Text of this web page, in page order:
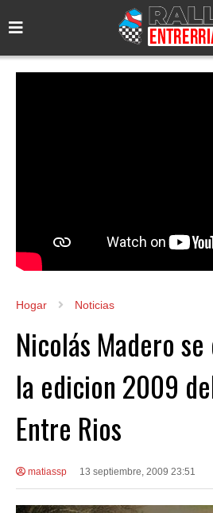
Hogar Noticias
Nicolás Madero
la edicion 2009
Entre Rios
matiassp 13 septiembre, 2009 23:51